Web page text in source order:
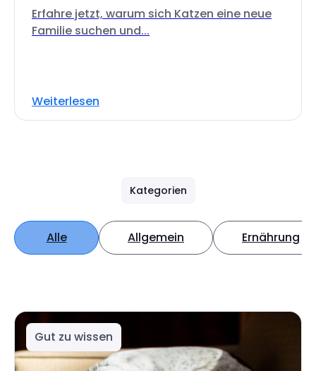
Erfahre jetzt, warum sich Katzen eine neue
Familie suchen und...
Weiterlesen
Kategorien
Alle Allgemein Ernährung
Gut zu wissen